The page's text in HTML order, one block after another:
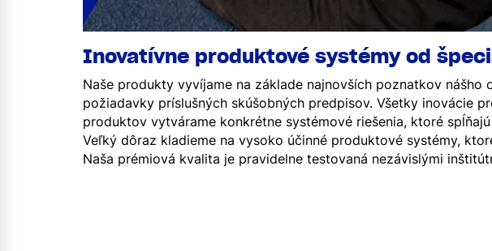
Inovatívne produktové systémy od
Naše produkty vyvíjame na základe najnovších poznatkov
požiadavky príslušných skúšobných predpisov. Všetky inovácie
produktov vytvárame konkrétne systémové riešenia, ktoré
Veľký dôraz kladieme na vysoko účinné produktové systémy,
Naša prémiová kvalita je pravidelne testovaná nezávislými